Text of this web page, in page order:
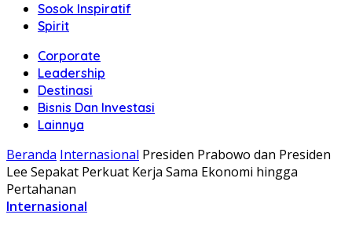
Sosok Inspiratif
Spirit
Corporate
Leadership
Destinasi
Bisnis Dan Investasi
Lainnya
Beranda Internasional Presiden Prabowo dan Presiden
Lee Sepakat Perkuat Kerja Sama Ekonomi hingga
Pertahanan
Internasional